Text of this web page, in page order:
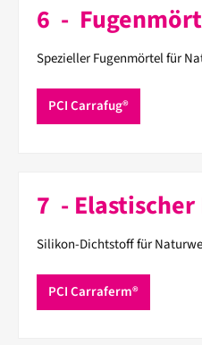
6 -
Spezieller Fugenmörtel für
PCI Carrafug®
7 -
Silikon-Dichtstoff für
PCI Carraferm®